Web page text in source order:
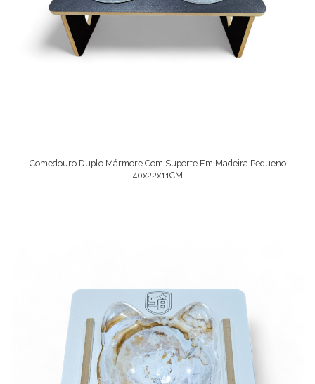
Comedouro Duplo Mármore Com Suporte Em Madeira Pequeno
40x22x11CM
Ver Opções